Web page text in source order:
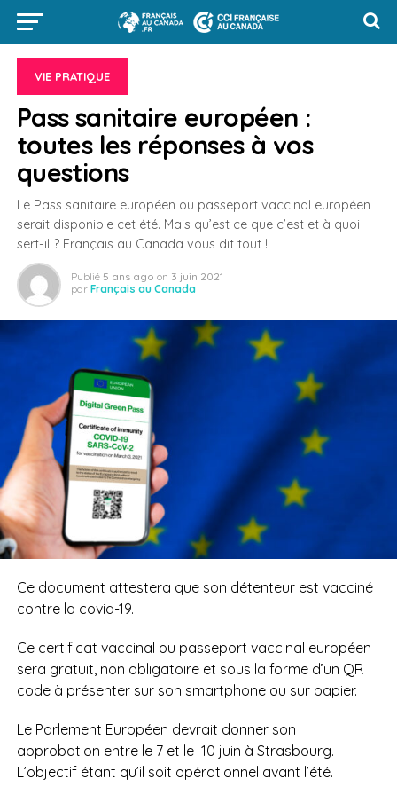
VIE PRATIQUE
Pass sanitaire européen :
toutes les réponses à vos
questions
Le Pass sanitaire européen ou passeport vaccinal européen
serait disponible cet été. Mais qu’est ce que c’est et à quoi
sert-il ? Français au Canada vous dit tout !
Publié 5 ans ago on 3 juin 2021
par Français au Canada
Ce document attestera que son détenteur est vacciné
contre la covid-19.
Ce certificat vaccinal ou passeport vaccinal européen
sera gratuit, non obligatoire et sous la forme d’un QR
code à présenter sur son smartphone ou sur papier.
Le Parlement Européen devrait donner son
approbation entre le 7 et le 10 juin à Strasbourg.
L’objectif étant qu’il soit opérationnel avant l’été.